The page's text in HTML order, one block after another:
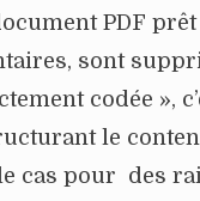
PDF
sont
codée »,
le
cas pour des